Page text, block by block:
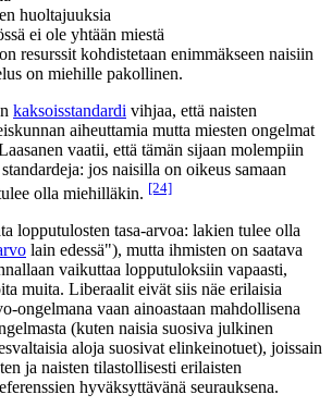
huoltajuuksia
ei ole yhtään miestä
resurssit kohdistetaan enimmäkseen naisiin
on miehille pakollinen.
kaksoisstandardi vihjaa, että naisten
aiheuttamia mutta miesten ongelmat
vaatii, että tämän sijaan molempiin
jos naisilla on oikeus samaan
olla miehilläkin. [24]
lopputulosten tasa-arvoa: lakien tulee olla
lain edessä"), mutta ihmisten on saatava
vaikuttaa lopputuloksiin vapaasti,
muita. Liberaalit eivät siis näe erilaisia
ongelmana vaan ainoastaan mahdollisena
(kuten naisia suosiva julkinen
aloja suosivat elinkeinotuet), joissain
ja naisten tilastollisesti erilaisten
hyväksyttävänä seurauksena.